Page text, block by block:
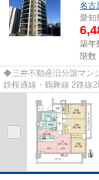
名古
愛知
築年
階数
◆三井不動産旧分譲マン
鉄桜通線・鶴舞線 2路線
円） ※お車のサイズに